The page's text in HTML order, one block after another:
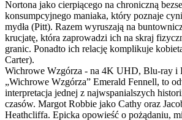
Nortona jako cierpiącego na chroniczną
konsumpcyjnego maniaka, który poznaje
mydła (Pitt). Razem wyruszają na
krucjatę, która zaprowadzi ich na skraj
granic. Ponadto ich relację komplikuje
Carter).
Wichrowe Wzgórza - na 4K UHD, Blu-ray i
„Wichrowe Wzgórza” Emerald Fennell, to
interpretacja jednej z najwspanialszych
czasów. Margot Robbie jako Cathy oraz
Heathcliffa. Epicka opowieść o pożądaniu,